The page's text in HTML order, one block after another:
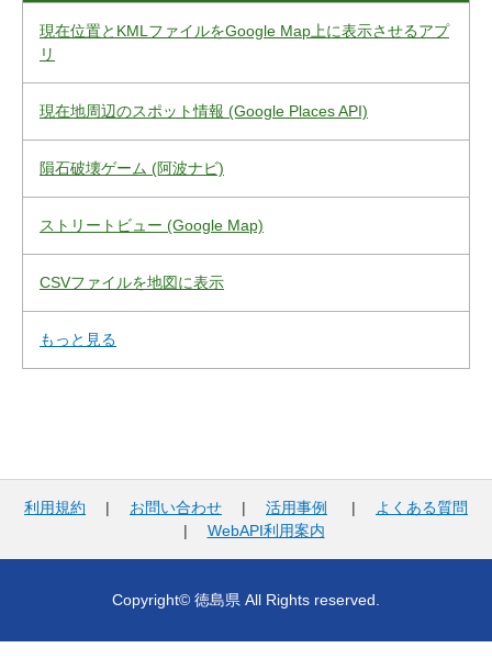
現在位置とKMLファイルをGoogle Map上に表示させるアプ
リ
現在地周辺のスポット情報 (Google Places API)
隕石破壊ゲーム (阿波ナビ)
ストリートビュー (Google Map)
CSVファイルを地図に表示
もっと見る
利用規約 | お問い合わせ | 活用事例 |
よくある質問
| WebAPI利用案内
Copyright© 徳島県 All Rights reserved.